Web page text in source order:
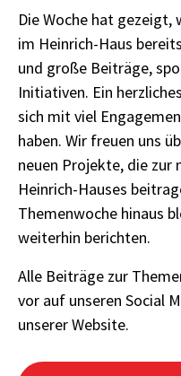
Die Woche hat
im Heinrich-Haus
und große Beiträge,
Initiativen. Ein
sich mit viel
haben. Wir freuen uns
neuen Projekte, die zur
Heinrich-Hauses
Themenwoche hinaus
weiterhin berichten.
Alle Beiträge zur
vor auf unseren Social
unserer Website.